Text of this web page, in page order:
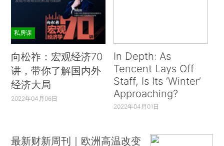
私房课
向松祚：宏观经济70
讲，带你了解国内外
经济大局
2022年04月06日
In Depth: As
Tencent Lays Off
Staff, Is Its ‘Winter’
Approaching?
2022年04月01日
最新财新周刊｜欧洲高温改变